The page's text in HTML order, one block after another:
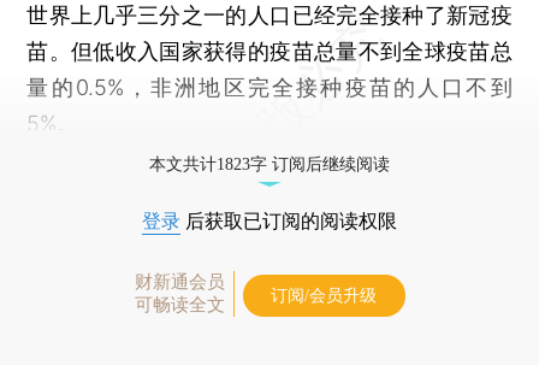
世界上几乎三分之一的人口已经完全接种了新冠疫
苗。但低收入国家获得的疫苗总量不到全球疫苗总
量的0.5%，非洲地区完全接种疫苗的人口不到
5%。
本文共计1823字 订阅后继续阅读
登录 后获取已订阅的阅读权限
财新通会员
可畅读全文
订阅/会员升级